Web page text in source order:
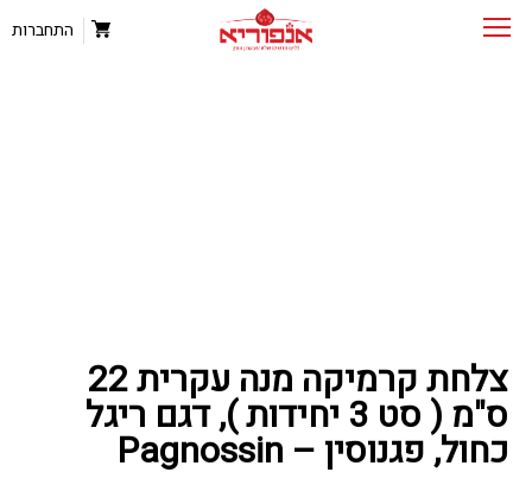
התחברות
צלחת קרמיקה מנה עקרית 22
ס"מ ( סט 3 יחידות ), דגם ריגל
כחול, פגנוסין – Pagnossin